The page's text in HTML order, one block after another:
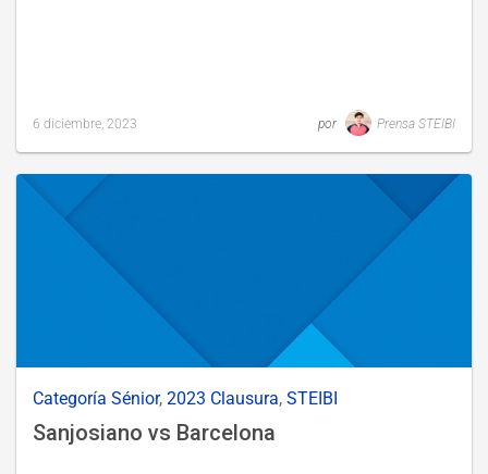
diciembre,
2023
6 diciembre, 2023 por Prensa STEIBI
Categoría Sénior, 2023 Clausura, STEIBI
Sanjosiano vs Barcelona